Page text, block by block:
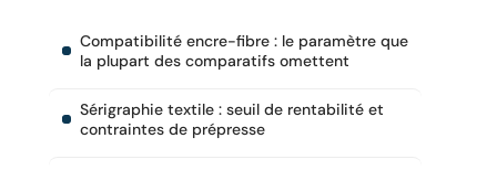
Compatibilité encre-fibre : le paramètre que
la plupart des comparatifs omettent
Sérigraphie textile : seuil de rentabilité et
contraintes de prépresse